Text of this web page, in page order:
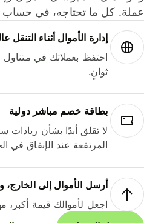
كل ما تحتاجه، في حساب
إدارة الأموال أثناء التنقل
احتفظ بعملاتك في متناول
ثوانٍ.
بطاقة خصم مباشر دولية
لا تقلق أبدًا بشأن زيادات
المرتفعة عند الإنفاق في
أرسل الأموال إلى الخارج،
اجعل لأموالك قيمة أكبر،